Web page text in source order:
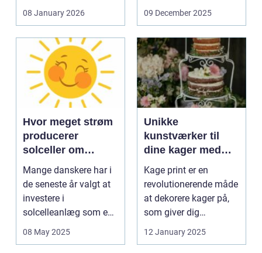
og glas med ...
08 January 2026 09 December 2025
Hvor meget strøm
producerer
solceller om
vinteren?
Mange danskere har i
de seneste år valgt at
investere i
solcelleanlæg som en
bæred...
08 May 2025
Unikke
kunstværker til
dine kager med
kage print
Kage print er en
revolutionerende måde
at dekorere kager på,
som giver dig
mulighed for ...
12 January 2025